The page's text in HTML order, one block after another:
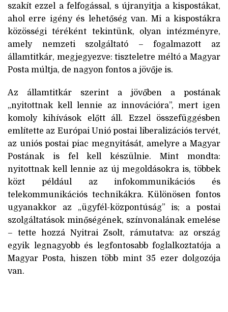
szakít ezzel a felfogással, s újranyitja a kispostákat,
ahol erre igény és lehetőség van. Mi a kispostákra
közösségi téréként tekintünk, olyan intézményre,
amely nemzeti szolgáltató – fogalmazott az
államtitkár, megjegyezve: tiszteletre méltó a Magyar
Posta múltja, de nagyon fontos a jövője is.
Az államtitkár szerint a jövőben a postának
„nyitottnak kell lennie az innovációra”, mert igen
komoly kihívások előtt áll. Ezzel összefüggésben
említette az Európai Unió postai liberalizációs tervét,
az uniós postai piac megnyitását, amelyre a Magyar
Postának is fel kell készülnie. Mint mondta:
nyitottnak kell lennie az új megoldásokra is, többek
közt például az infokommunikációs és
telekommunikációs technikákra. Különösen fontos
ugyanakkor az „ügyfél-központúság” is; a postai
szolgáltatások minőségének, színvonalának emelése
– tette hozzá Nyitrai Zsolt, rámutatva: az ország
egyik legnagyobb és legfontosabb foglalkoztatója a
Magyar Posta, hiszen több mint 35 ezer dolgozója
van.